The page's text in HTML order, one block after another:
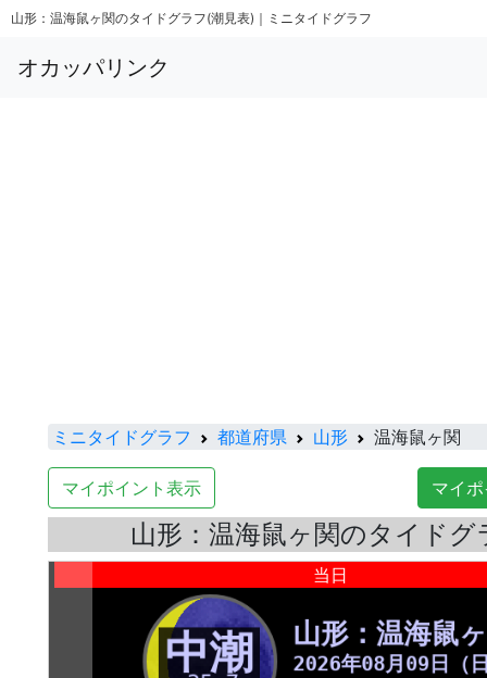
山形：温海鼠ヶ関のタイドグラフ(潮見表)｜ミニタイドグラフ
オカッパリンク
ミニタイドグラフ 都道府県 山形 温海鼠ヶ関
マイポイント表示 マイ
山形：温海鼠ヶ関のタイドグ
当日